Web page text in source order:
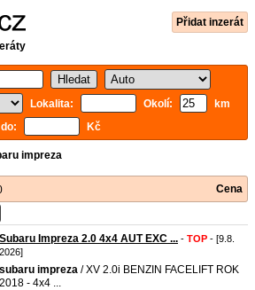
Přidat inzerát
Lokalita:
Okolí:
km
Kč
impreza
Cena
Subaru Impreza 2.0 4x4 AUT EXC ... - TOP - [9.8.
2026]
subaru impreza / XV 2.0i BENZIN FACELIFT ROK
2018 - 4x4 ...